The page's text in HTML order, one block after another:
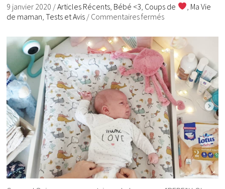
9 janvier 2020 /Articles Récents Bébé <3 Coups de
Ma Vie
de maman ,Tests et Avis / Commentaires fermés